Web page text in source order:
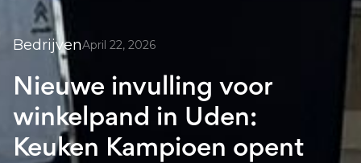
BedrijvenApril 22, 2026
Nieuwe invulling voor
winkelpand in Uden:
Keuken Kampioen opent